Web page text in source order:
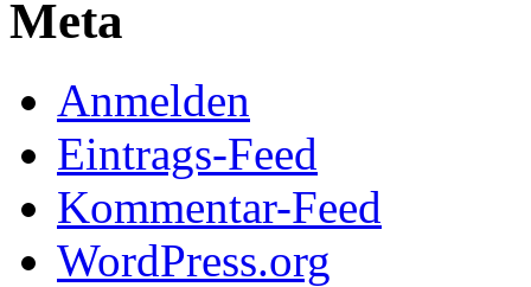
Meta
Anmelden
Eintrags-Feed
Kommentar-Feed
WordPress.org